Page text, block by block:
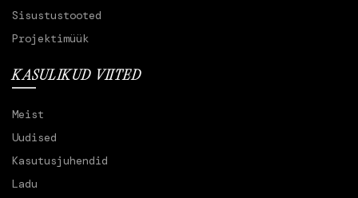
Sisustustooted
Projektimüük
KASULIKUD VIITED
Meist
Uudised
Kasutusjuhendid
Ladu